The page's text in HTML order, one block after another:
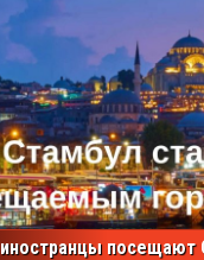
посещают